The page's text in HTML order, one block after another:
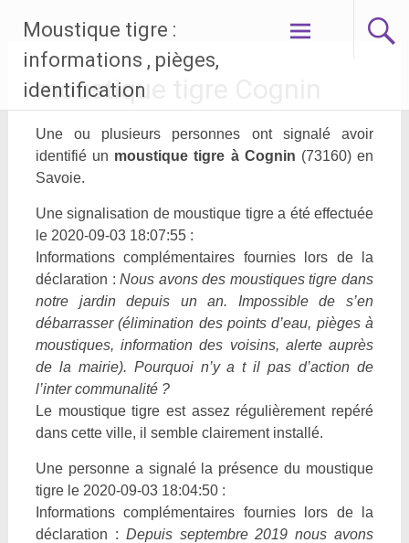
contenu
Moustique tigre :
informations , pièges,
identification
moustique tigre Cognin
Une ou plusieurs personnes ont signalé avoir
identifié un moustique tigre à Cognin (73160) en
Savoie.
Une signalisation de moustique tigre a été effectuée
le 2020-09-03 18:07:55 :
Informations complémentaires fournies lors de la
déclaration :Nous avons des moustiques tigre dans
notre jardin depuis un an. Impossible de s’en
débarrasser (élimination des points d’eau, pièges à
moustiques, information des voisins, alerte auprès
de la mairie). Pourquoi n’y a t il pas d’action de
l’inter communalité ?
Le moustique tigre est assez régulièrement repéré
dans cette ville, il semble clairement installé.
Une personne a signalé la présence du moustique
tigre le 2020-09-03 18:04:50 :
Informations complémentaires fournies lors de la
déclaration : Depuis septembre 2019 nous avons